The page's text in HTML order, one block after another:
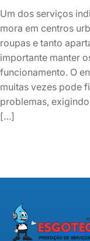
Um dos serviços
mora em centros
roupas e tanto
importante manter
funcionamento. O
muitas vezes pode
problemas,
[…]